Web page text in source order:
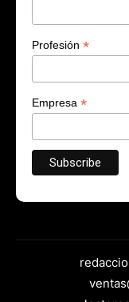
Profesión *
Empresa *